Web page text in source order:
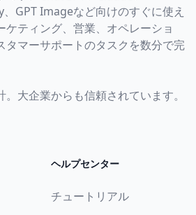
GPT Imageなど向けのすぐに使え
ケティング、営業、オペレーショ
タマーサポートのタスクを数分で完
大企業からも信頼されています。
ヘルプセンター
チュートリアル